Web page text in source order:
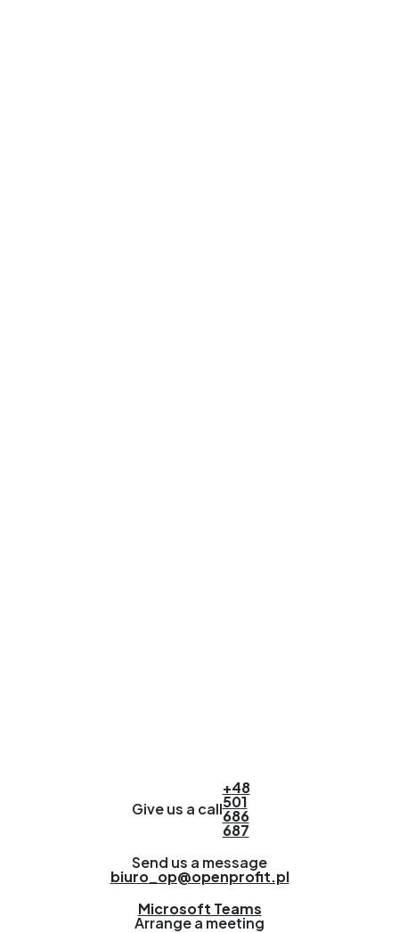
Give us a call
+48
501
686
687
Send us a message
biuro_op@openprofit.pl
Arrange a meeting
Microsoft Teams